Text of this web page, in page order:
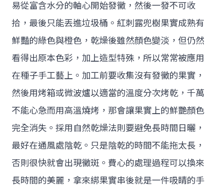
易從富含水分的軸心開始發黴，然後一發不可收
拾，最後只能丟進垃圾桶。紅刺露兜樹果實成熟有
鮮豔的綠色與橙色，乾燥後雖然顏色變淡，但仍然
看得出原本色彩，加上造型特殊，所以常常被應用
在種子手工藝上。加工前要收集沒有發黴的果實，
然後用烤箱或微波爐以適當的溫度分次烤乾，千萬
不能心急而用高溫燒烤，那會讓果實上的鮮艷顏色
完全消失。採用自然乾燥法則要避免長時間日曬，
最好在通風處陰乾。只是陰乾的時間不能拖太長，
否則很快就會出現黴斑。費心的處理過程可以換來
長時間的美麗，拿來綁果實串後就是一件吸睛的手